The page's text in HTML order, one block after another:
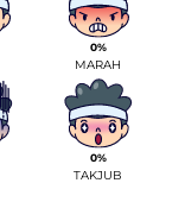
0%
MARAH
0%
TAKJUB